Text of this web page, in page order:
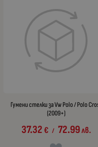
Гумени стелки за Vw Polo / Polo
(2009+)
37.32€ / 72.99лв.